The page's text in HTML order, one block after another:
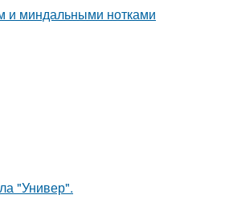
и миндальными нотками
"Универ".